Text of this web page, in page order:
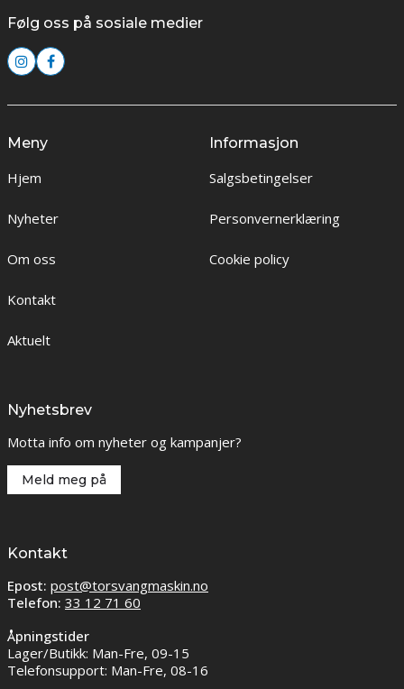
Følg oss på sosiale medier
Meny
Hjem
Nyheter
Om oss
Kontakt
Aktuelt
Informasjon
Salgsbetingelser
Personvernerklæring
Cookie policy
Nyhetsbrev
Motta info om nyheter og kampanjer?
Meld meg på
Kontakt
Epost: post@torsvangmaskin.no
Telefon: 33 12 71 60
Åpningstider
Lager/Butikk: Man-Fre, 09-15
Telefonsupport: Man-Fre, 08-16